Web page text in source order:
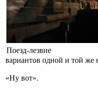
Поезд-лезвие
вариантов одной и
«Ну вот».